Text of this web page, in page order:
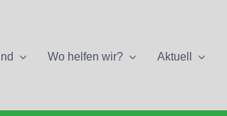
Wo helfen wir? Aktuell